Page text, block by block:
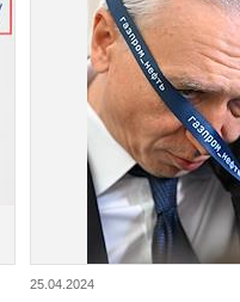
25.04.2024